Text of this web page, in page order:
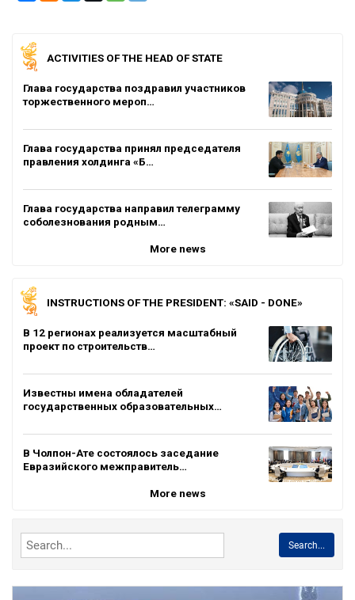
ACTIVITIES OF THE HEAD OF STATE
Глава государства поздравил участников
торжественного мероп…
Глава государства принял председателя
правления холдинга «Б…
Глава государства направил телеграмму
соболезнования родным…
More news
INSTRUCTIONS OF THE PRESIDENT: «SAID - DONE»
В 12 регионах реализуется масштабный
проект по строительств…
Известны имена обладателей
государственных образовательных…
В Чолпон-Ате состоялось заседание
Евразийского межправитель…
More news
Search...